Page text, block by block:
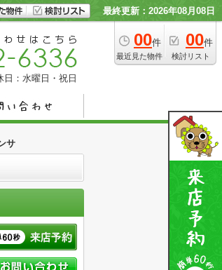
最終更新：2026年08月08日
00件
最近見た物件
00件
検討リスト
日：水曜日・祝日
サ